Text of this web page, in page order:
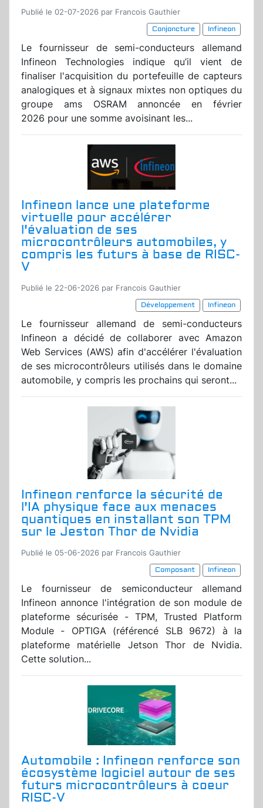
Publié le 02-07-2026 par Francois Gauthier
Conjoncture
Infineon
Le fournisseur de semi-conducteurs allemand
Infineon Technologies indique qu’il vient de
finaliser l'acquisition du portefeuille de capteurs
analogiques et à signaux mixtes non optiques du
groupe ams OSRAM annoncée en février
2026 pour une somme avoisinant les...
Infineon lance une plateforme
virtuelle pour accélérer
l'évaluation de ses
microcontrôleurs automobiles, y
compris les futurs à base de RISC-
V
Publié le 22-06-2026 par Francois Gauthier
Développement
Infineon
Le fournisseur allemand de semi-conducteurs
Infineon a décidé de collaborer avec Amazon
Web Services (AWS) afin d'accélérer l'évaluation
de ses microcontrôleurs utilisés dans le domaine
automobile, y compris les prochains qui seront...
Infineon renforce la sécurité de
l'IA physique face aux menaces
quantiques en installant son TPM
sur le Jeston Thor de Nvidia
Publié le 05-06-2026 par Francois Gauthier
Composant
Infineon
Le fournisseur de semiconducteur allemand
Infineon annonce l'intégration de son module de
plateforme sécurisée - TPM, Trusted Platform
Module - OPTIGA (référencé SLB 9672) à la
plateforme matérielle Jetson Thor de Nvidia.
Cette solution...
Automobile : Infineon renforce son
écosystème logiciel autour de ses
futurs microcontrôleurs à coeur
RISC-V